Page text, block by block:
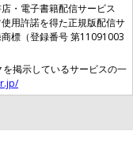
・電子書籍配信サービス
用許諾を得た正規版配信サ
標（登録番号 第11091003
を掲示しているサービスの一